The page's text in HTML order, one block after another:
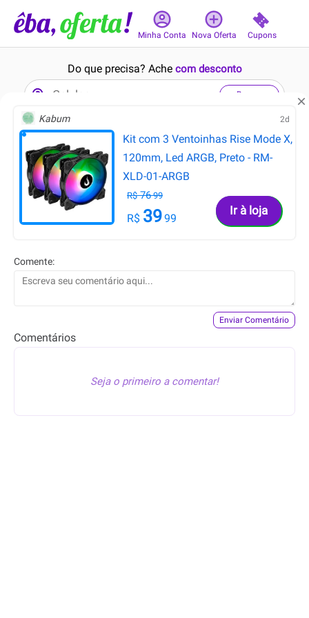
Minha Conta Nova Oferta Cupons
Do que precisa? Ache com desconto
Buscar
Nenhuma oferta encontrada no momento
Kabum 2d
Kit com 3 Ventoinhas Rise Mode X,
120mm, Led ARGB, Preto - RM-
XLD-01-ARGB
R$ 76 99
R$ 3999
Ir à loja
Comente:
Enviar Comentário
Comentários
Seja o primeiro a comentar!